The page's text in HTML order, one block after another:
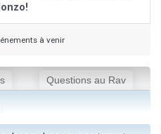
à venir
Questions au Rav